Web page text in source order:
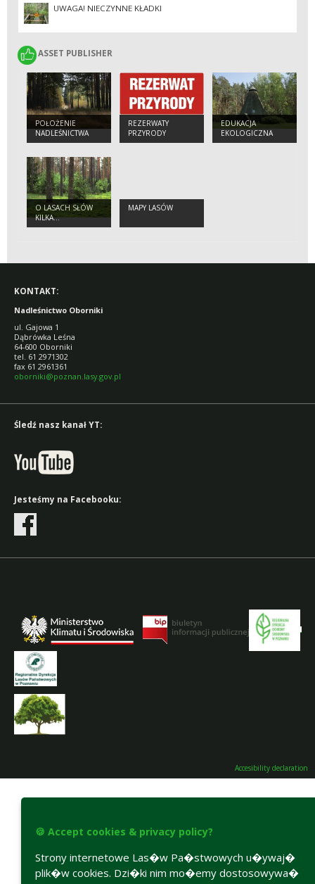
UWAGA! NIECZYNNE KŁADKI
ASSET PUBLISHER
ASSET PUBLISHER
POŁOŻENIE
NADLEŚNICTWA
REZERWATY
PRZYRODY
EDUKACJA
EKOLOGICZNA
O LASACH SŁÓW
KILKA...
MAPY LASÓW
KONTAKT:
Nadleśnictwo Oborniki
ul. Gajowa 1
Dąbrówka Leśna
64-600 Oborniki
tel. 61 2971302
fax 61 2961361
oborniki@poznan.lasy.gov.pl
Śledź nasz kanał YT:
Jesteśmy na Facebooku:
Accesibility declaration
🍪 Accept cookies & privacy policy?
Strony internetowe Las�w Pa�stwowych u�ywaj�
plik�w cookies. Dzi�ki nim mo�emy dostosowywa�